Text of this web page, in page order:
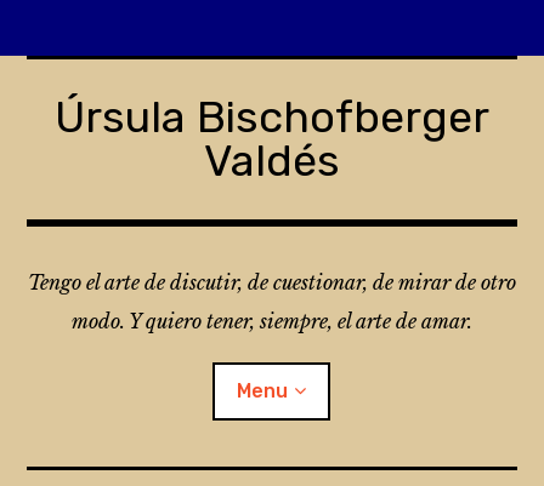
contentÚrsula Bischofberger
Valdés
Tengo el arte de discutir, de cuestionar, de mirar de otro
modo. Y quiero tener, siempre, el arte de amar.
Menu